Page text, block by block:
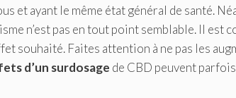
et ayant le même état général de santé.
n’est pas en tout point semblable. Il est
souhaité. Faites attention à ne pas les
d’un surdosage de CBD peuvent